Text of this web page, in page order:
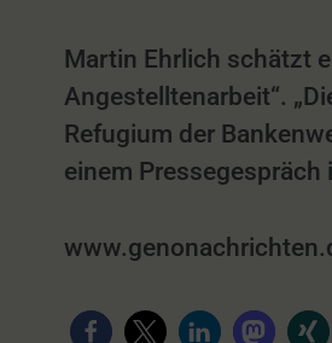
Martin Ehrlich schätzt
Angestelltenarbeit“.
Refugium der
einem